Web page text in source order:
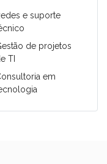
e suporte
de projetos
TI
em